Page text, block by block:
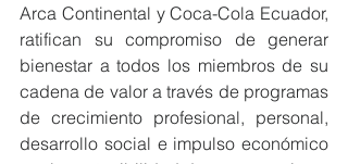
Arca Continental y Coca-Cola Ecuador,
ratifican su compromiso de generar
bienestar a todos los miembros de su
cadena de valor a través de programas
de crecimiento profesional, personal,
desarrollo social e impulso económico